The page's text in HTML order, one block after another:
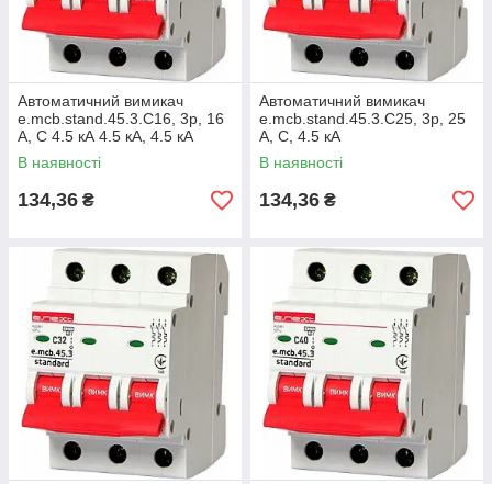
Автоматичний вимикач
e.mcb.stand.45.3.C16, 3р, 16
А, C 4.5 кА 4.5 кА, 4.5 кА
В наявності
134,36 ₴
Автоматичний вимикач
e.mcb.stand.45.3.C25, 3р, 25
А, C, 4.5 кА
В наявності
134,36 ₴